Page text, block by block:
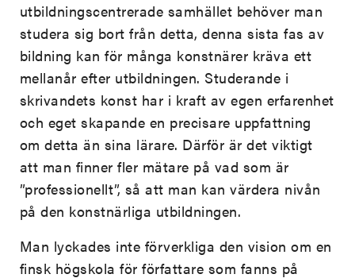
utbildningscentrerade samhället behöver man
studera sig bort från detta, denna sista fas av
bildning kan för många konstnärer kräva ett
mellanår efter utbildningen. Studerande i
skrivandets konst har i kraft av egen erfarenhet
och eget skapande en precisare uppfattning
om detta än sina lärare. Därför är det viktigt
att man finner fler mätare på vad som är
”professionellt”, så att man kan värdera nivån
på den konstnärliga utbildningen.
Man lyckades inte förverkliga den vision om en
finsk högskola för författare som fanns på